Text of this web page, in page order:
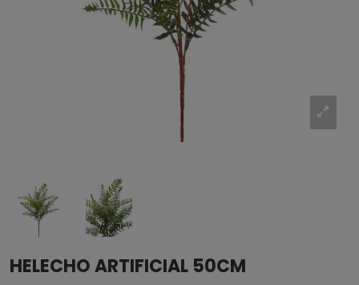
HELECHO ARTIFICIAL 50CM